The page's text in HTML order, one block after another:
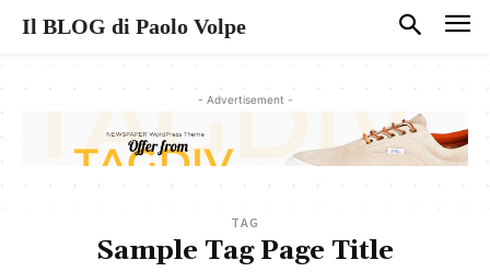
Il BLOG di Paolo Volpe
- Advertisement -
TAG
Sample Tag Page Title